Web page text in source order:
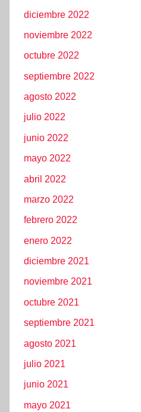
diciembre 2022
noviembre 2022
octubre 2022
septiembre 2022
agosto 2022
julio 2022
junio 2022
mayo 2022
abril 2022
marzo 2022
febrero 2022
enero 2022
diciembre 2021
noviembre 2021
octubre 2021
septiembre 2021
agosto 2021
julio 2021
junio 2021
mayo 2021